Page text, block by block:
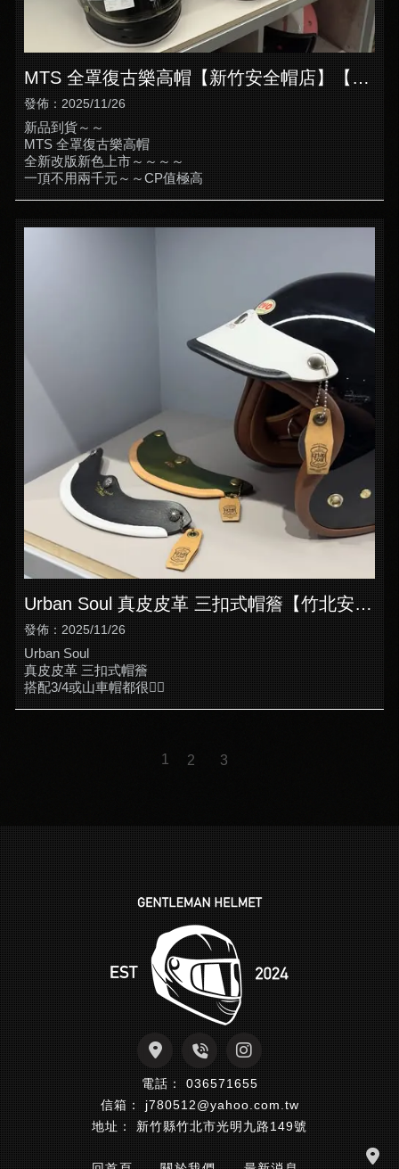
MTS 全罩復古樂高帽【新竹安全帽店】【竹
北安全帽推薦】
發佈：2025/11/26
新品到貨～～
MTS 全罩復古樂高帽
全新改版新色上市～～～～
一頂不用兩千元～～CP值極高
Urban Soul 真皮皮革 三扣式帽簷【竹北安全
帽店推薦】【竹北全罩式安全帽】
發佈：2025/11/26
Urban Soul
真皮皮革 三扣式帽簷
搭配3/4或山車帽都很👍🏿
1 2 3
036571655
j780512@yahoo.com.tw
新竹縣竹北市光明九路149號